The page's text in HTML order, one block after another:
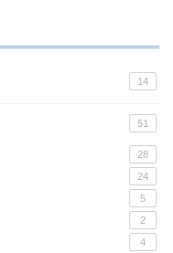
14
51
28
24
5
2
4